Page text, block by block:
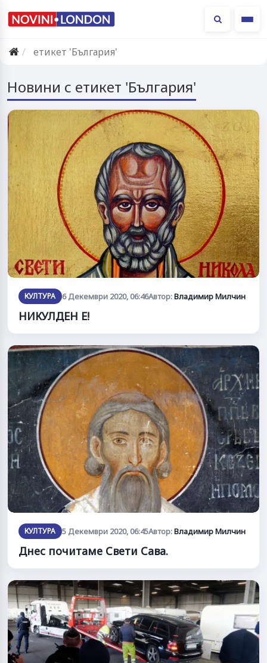
етикет 'България'
Новини с етикет 'България'
КУЛТУРА 6 Декември 2020, 06:46Автор:Владимир Милчин
НИКУЛДЕН Е!
КУЛТУРА 5 Декември 2020, 06:45Автор:Владимир Милчин
Днес почитаме Свети Сава.